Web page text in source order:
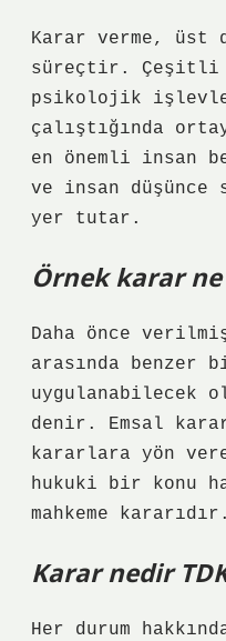
Karar verme,
süreçtir. Çeşitli
psikolojik
çalıştığında
en önemli insan
ve insan düşünce
yer tutar.
Örnek karar
Daha önce
arasında benzer
uygulanabilecek
denir. Emsal
kararlara yön
hukuki bir konu
mahkeme kararıdır.
Karar nedir
Her durum